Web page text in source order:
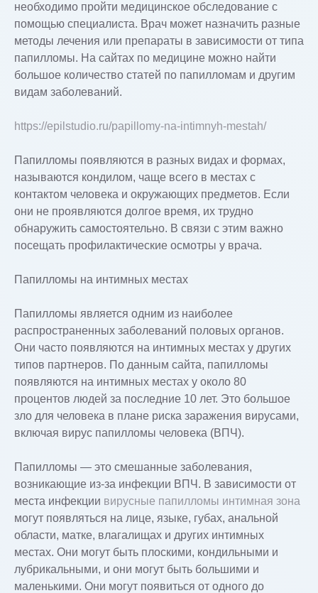
необходимо пройти медицинское обследование с
помощью специалиста. Врач может назначить разные
методы лечения или препараты в зависимости от типа
папилломы. На сайтах по медицине можно найти
большое количество статей по папилломам и другим
видам заболеваний.
https://epilstudio.ru/papillomy-na-intimnyh-mestah/
Папилломы появляются в разных видах и формах,
называются кондилом, чаще всего в местах с
контактом человека и окружающих предметов. Если
они не проявляются долгое время, их трудно
обнаружить самостоятельно. В связи с этим важно
посещать профилактические осмотры у врача.
Папилломы на интимных местах
Папилломы является одним из наиболее
распространенных заболеваний половых органов.
Они часто появляются на интимных местах у других
типов партнеров. По данным сайта, папилломы
появляются на интимных местах у около 80
процентов людей за последние 10 лет. Это большое
зло для человека в плане риска заражения вирусами,
включая вирус папилломы человека (ВПЧ).
Папилломы — это смешанные заболевания,
возникающие из-за инфекции ВПЧ. В зависимости от
места инфекции вирусные папилломы интимная зона
могут появляться на лице, языке, губах, анальной
области, матке, влагалищах и других интимных
местах. Они могут быть плоскими, кондильными и
лубрикальными, и они могут быть большими и
маленькими. Они могут появиться от одного до